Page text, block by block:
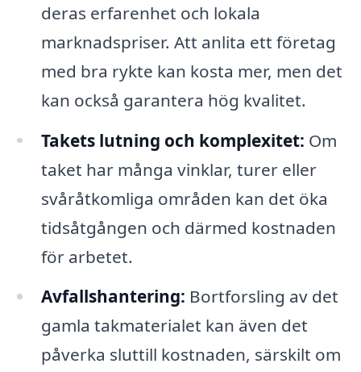
deras erfarenhet och lokala
marknadspriser. Att anlita ett företag
med bra rykte kan kosta mer, men det
kan också garantera hög kvalitet.
Takets lutning och komplexitet: Om
taket har många vinklar, turer eller
svåråtkomliga områden kan det öka
tidsåtgången och därmed kostnaden
för arbetet.
Avfallshantering: Bortforsling av det
gamla takmaterialet kan även det
påverka sluttill kostnaden, särskilt om